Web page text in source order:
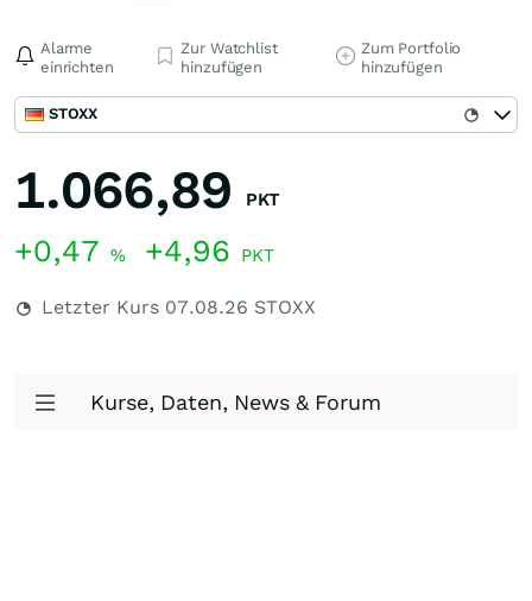
Alarme
einrichten
Zur Watchlist
hinzufügen
Zum Portfolio
hinzufügen
STOXX
1.066,89 PKT
+0,47 % +4,96 PKT
Letzter Kurs 07.08.26 STOXX
Kurse, Daten, News & Forum